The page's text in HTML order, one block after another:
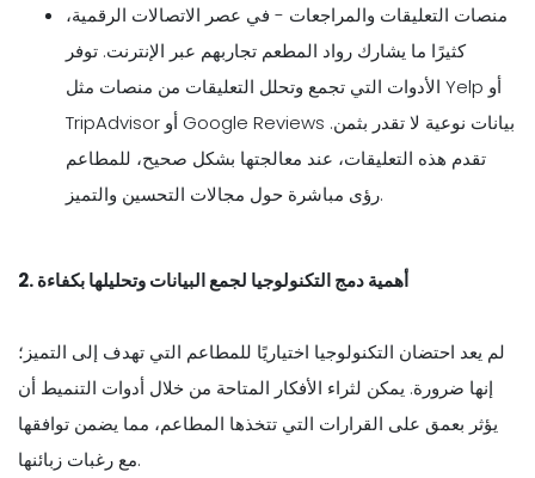
منصات التعليقات والمراجعات - في عصر الاتصالات الرقمية،
كثيرًا ما يشارك رواد المطعم تجاربهم عبر الإنترنت. توفر
الأدوات التي تجمع وتحلل التعليقات من منصات مثل Yelp أو
TripAdvisor أو Google Reviews بيانات نوعية لا تقدر بثمن.
تقدم هذه التعليقات، عند معالجتها بشكل صحيح، للمطاعم
رؤى مباشرة حول مجالات التحسين والتميز.
2. أهمية دمج التكنولوجيا لجمع البيانات وتحليلها بكفاءة
لم يعد احتضان التكنولوجيا اختياريًا للمطاعم التي تهدف إلى التميز؛
إنها ضرورة. يمكن لثراء الأفكار المتاحة من خلال أدوات التنميط أن
يؤثر بعمق على القرارات التي تتخذها المطاعم، مما يضمن توافقها
مع رغبات زبائنها.